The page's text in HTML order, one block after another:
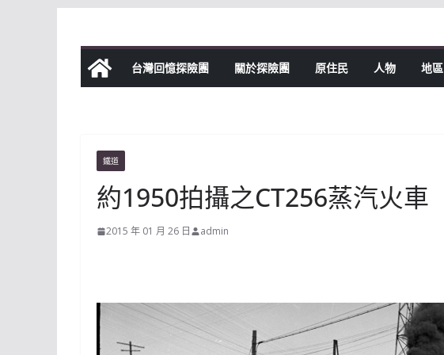
content
台灣回憶探險團 關於探險團 原住民 人物 地區
鐵道
約1950拍攝之CT256蒸汽火車
2015 年 01 月 26 日 admin